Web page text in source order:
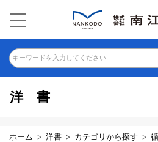
キーワードを入力してください
洋書
ホーム 洋書 カテゴリから探す